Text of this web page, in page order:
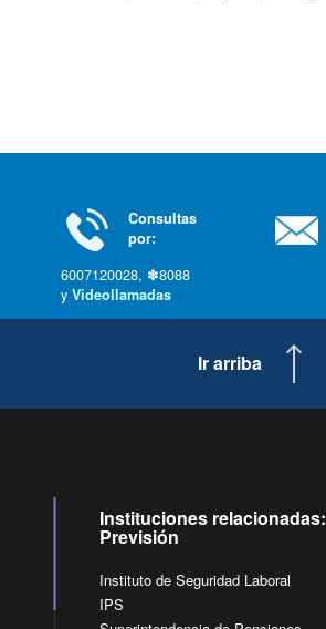
Consultas
por:
6007120028, ✽8088
y Videollamadas
Ir arriba
Instituciones relacionadas:
Previsión
Instituto de Seguridad Laboral
IPS